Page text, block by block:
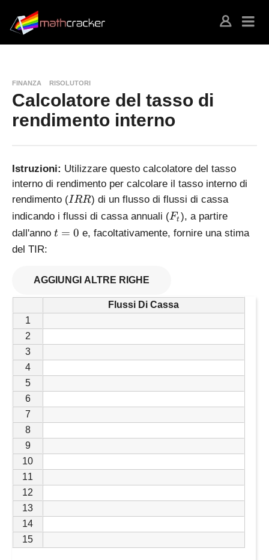
FINANZA RISOLUTORI
Calcolatore del tasso di
rendimento interno
Istruzioni: Utilizzare questo calcolatore del tasso
interno di rendimento per calcolare il tasso interno di
rendimento (I
R
IRR) di un flusso di flussi di cassa
indicando i flussi di cassa annuali (F
_
t
Ft), a partire
dall'anno t
t = 0 e, facoltativamente, fornire una stima
del TIR:
AGGIUNGI ALTRE RIGHE
Flussi Di Cassa
1
2
3
4
5
6
7
8
9
10
11
12
13
14
15